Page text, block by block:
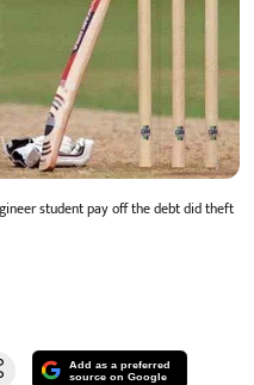
student pay off the debt did theft
Add as a preferred
source on Google